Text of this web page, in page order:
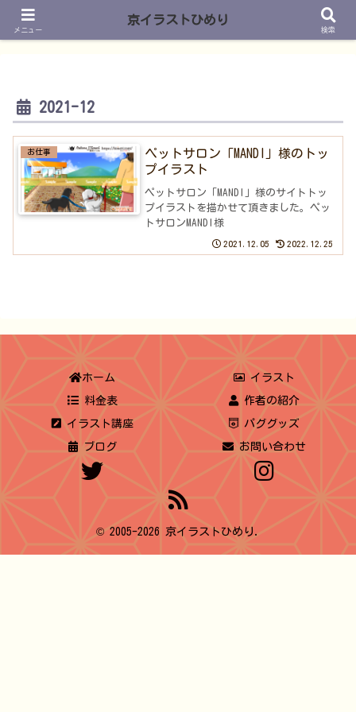
2021-12
お仕事
ペットサロン「MANDI」様のトッ
プイラスト
ペットサロン「MANDI」様のサイトトッ
プイラストを描かせて頂きました。ペッ
トサロンMANDI様
2021.12.05 2022.12.25
ホーム イラスト
料金表 作者の紹介
イラスト講座 パググッズ
ブログ お問い合わせ
© 2005-2026 京イラストひめり.
メニュー
京イラストひめり
検索